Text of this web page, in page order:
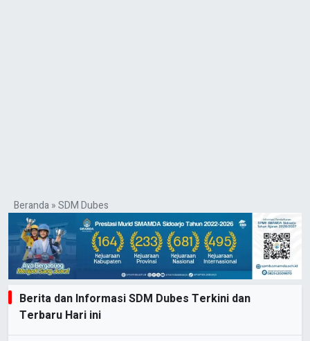
Beranda»SDM Dubes
Berita dan Informasi SDM Dubes Terkini dan
Terbaru Hari ini